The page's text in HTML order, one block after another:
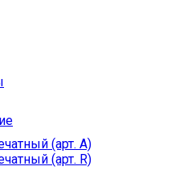
(арт. A)
(арт. R)